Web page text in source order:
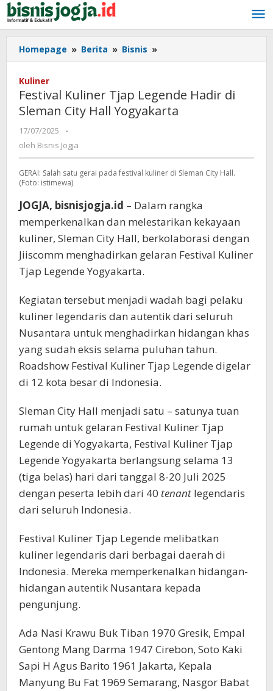
Lewati
ke
konten
Homepage » Berita » Bisnis »
Kuliner
Legende
Hadir
di
Kuliner
Festival Kuliner Tjap Legende Hadir di
Sleman City Hall Yogyakarta
17/07/2025
oleh
Bisnis
Jogja
-
oleh Bisnis Jogja
GERAI: Salah satu gerai pada festival kuliner di Sleman City Hall.
(Foto: istimewa)
JOGJA, bisnisjogja.id – Dalam rangka
memperkenalkan dan melestarikan kekayaan
kuliner, Sleman City Hall, berkolaborasi dengan
Jiiscomm menghadirkan gelaran Festival Kuliner
Tjap Legende Yogyakarta.
Kegiatan tersebut menjadi wadah bagi pelaku
kuliner legendaris dan autentik dari seluruh
Nusantara untuk menghadirkan hidangan khas
yang sudah eksis selama puluhan tahun.
Roadshow Festival Kuliner Tjap Legende digelar
di 12 kota besar di Indonesia.
Sleman City Hall menjadi satu – satunya tuan
rumah untuk gelaran Festival Kuliner Tjap
Legende di Yogyakarta, Festival Kuliner Tjap
Legende Yogyakarta berlangsung selama 13
(tiga belas) hari dari tanggal 8-20 Juli 2025
dengan peserta lebih dari 40 tenant legendaris
dari seluruh Indonesia.
Festival Kuliner Tjap Legende melibatkan
kuliner legendaris dari berbagai daerah di
Indonesia. Mereka memperkenalkan hidangan-
hidangan autentik Nusantara kepada
pengunjung.
Ada Nasi Krawu Buk Tiban 1970 Gresik, Empal
Gentong Mang Darma 1947 Cirebon, Soto Kaki
Sapi H Agus Barito 1961 Jakarta, Kepala
Manyung Bu Fat 1969 Semarang, Nasgor Babat